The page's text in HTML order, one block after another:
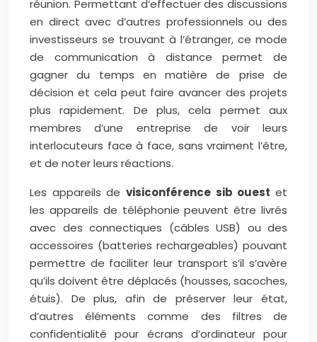
réunion. Permettant d’effectuer des discussions
en direct avec d’autres professionnels ou des
investisseurs se trouvant à l’étranger, ce mode
de communication à distance permet de
gagner du temps en matière de prise de
décision et cela peut faire avancer des projets
plus rapidement. De plus, cela permet aux
membres d’une entreprise de voir leurs
interlocuteurs face à face, sans vraiment l’être,
et de noter leurs réactions.
Les appareils de visiconférence sib ouest et
les appareils de téléphonie peuvent être livrés
avec des connectiques (câbles USB) ou des
accessoires (batteries rechargeables) pouvant
permettre de faciliter leur transport s’il s’avère
qu’ils doivent être déplacés (housses, sacoches,
étuis). De plus, afin de préserver leur état,
d’autres éléments comme des filtres de
confidentialité pour écrans d’ordinateur pour